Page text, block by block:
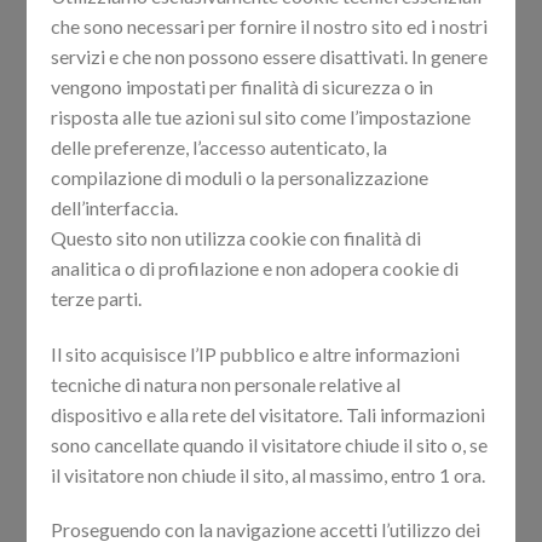
hr-HR Croato
Croazia
hu-HU
Ungheria
ro-RO
Romeno
Romania
sk-SK
Slovacco
Slovacchia
sr-RS
Serbo
hy-AM
Armeno
Armenia
Bengalese
Bangladesh
ka-GE
Georgiano
Georgia
lv-LV
Lettone
Lettonia
lt-LT
Lituano
Lituania
tr-TR
Turco
Turchia
sv-SE
Svedese
Svezia
che sono necessari per fornire il nostro sito ed i nostri
servizi e che non possono essere disattivati. In genere
vengono impostati per finalità di sicurezza o in
risposta alle tue azioni sul sito come l’impostazione
delle preferenze, l’accesso autenticato, la
compilazione di moduli o la personalizzazione
dell’interfaccia.
Questo sito non utilizza cookie con finalità di
analitica o di profilazione e non adopera cookie di
terze parti.
Il sito acquisisce l’IP pubblico e altre informazioni
tecniche di natura non personale relative al
dispositivo e alla rete del visitatore. Tali informazioni
sono cancellate quando il visitatore chiude il sito o, se
il visitatore non chiude il sito, al massimo, entro 1 ora.
Proseguendo con la navigazione accetti l’utilizzo dei